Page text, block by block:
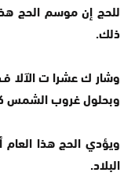
للحج إن موسم الحج
ذلك.
وشارك عشرات
وبحلول غروب الشمس
البلاد.